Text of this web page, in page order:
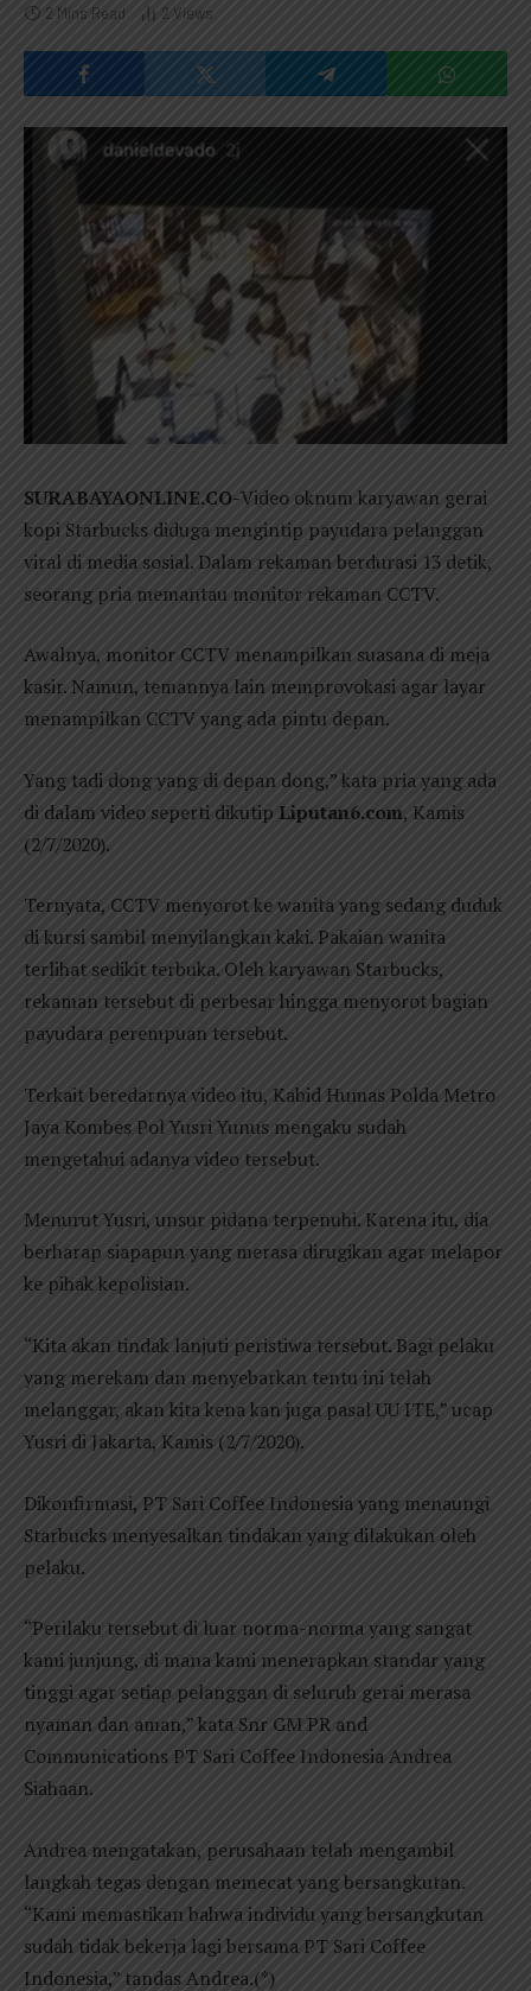
2 Mins Read 2 Views
SURABAYAONLINE.CO-Video oknum karyawan gerai
kopi Starbucks diduga mengintip payudara pelanggan
viral di media sosial. Dalam rekaman berdurasi 13 detik,
seorang pria memantau monitor rekaman CCTV.
Awalnya, monitor CCTV menampilkan suasana di meja
kasir. Namun, temannya lain memprovokasi agar layar
menampilkan CCTV yang ada pintu depan.
Yang tadi dong yang di depan dong,” kata pria yang ada
di dalam video seperti dikutip Liputan6.com, Kamis
(2/7/2020).
Ternyata, CCTV menyorot ke wanita yang sedang duduk
di kursi sambil menyilangkan kaki. Pakaian wanita
terlihat sedikit terbuka. Oleh karyawan Starbucks,
rekaman tersebut di perbesar hingga menyorot bagian
payudara perempuan tersebut.
Terkait beredarnya video itu, Kabid Humas Polda Metro
Jaya Kombes Pol Yusri Yunus mengaku sudah
mengetahui adanya video tersebut.
Menurut Yusri, unsur pidana terpenuhi. Karena itu, dia
berharap siapapun yang merasa dirugikan agar melapor
ke pihak kepolisian.
“Kita akan tindak lanjuti peristiwa tersebut. Bagi pelaku
yang merekam dan menyebarkan tentu ini telah
melanggar, akan kita kena kan juga pasal UU ITE,” ucap
Yusri di Jakarta, Kamis (2/7/2020).
Dikonfirmasi, PT Sari Coffee Indonesia yang menaungi
Starbucks menyesalkan tindakan yang dilakukan oleh
pelaku.
“Perilaku tersebut di luar norma-norma yang sangat
kami junjung, di mana kami menerapkan standar yang
tinggi agar setiap pelanggan di seluruh gerai merasa
nyaman dan aman,” kata Snr GM PR and
Communications PT Sari Coffee Indonesia Andrea
Siahaan.
Andrea mengatakan, perusahaan telah mengambil
langkah tegas dengan memecat yang bersangkutan.
“Kami memastikan bahwa individu yang bersangkutan
sudah tidak bekerja lagi bersama PT Sari Coffee
Indonesia,” tandas Andrea.(*)